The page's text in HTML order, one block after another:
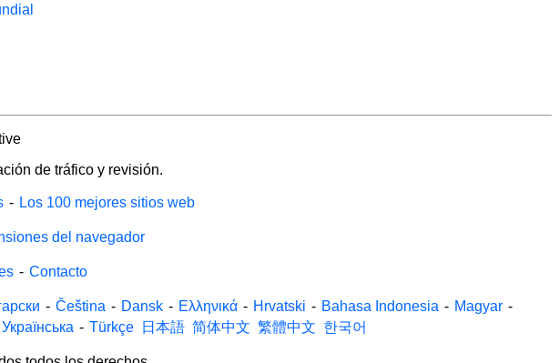
de tráfico y revisión.
- Los 100 mejores sitios web
del navegador
- Contacto
- Čeština - Dansk - Ελληνικά - Hrvatski - Bahasa Indonesia - Magyar -
Українська - Türkçe 日本語 简体中文 繁體中文 한국어